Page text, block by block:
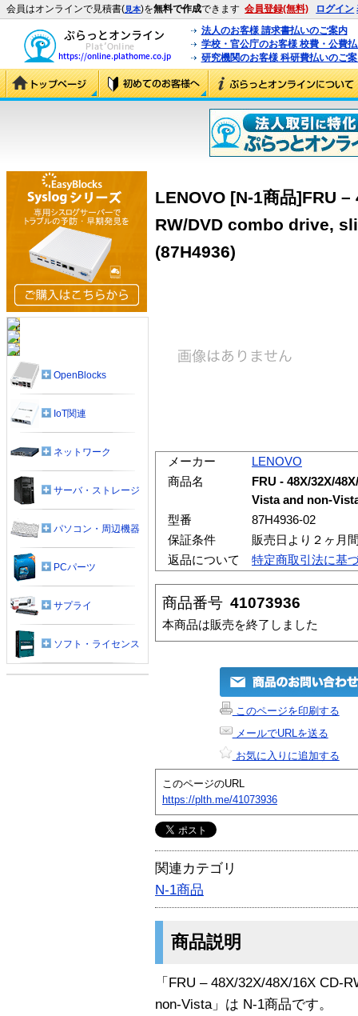
会員はオンラインで見積書(見本)を無料で作成できます 会員登録(無料) ログイン
法人のお客様 請求書払いのご案内
学校・官公庁のお客様 校費・公費
研究機関のお客様 科研費払いのご
LENOVO [N-1商品]FRU
RW/DVD combo drive,
(87H4936)
メーカー
LENOVO
商品名
FRU - 48X/32X/
Vista and non-
型番
87H4936-02
保証条件
販売日より２ヶ月
返品について
特定商取引法に基
商品番号 41073936
本商品は販売を終了しました
このページを印刷する
メールでURLを送る
お気に入りに追加する
このページのURL
https://plth.me/41073936
関連カテゴリ
N-1商品
商品説明
「FRU – 48X/32X/48X/16X CD-
non-Vista」は N-1商品です。
OpenBlocks
IoT関連
ネットワーク
サーバ・ストレージ
パソコン・周辺機器
PCパーツ
サプライ
ソフト・ライセンス